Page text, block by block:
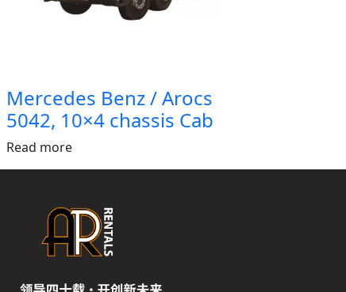
Mercedes Benz / Arocs
5042, 10×4 chassis Cab
Read more